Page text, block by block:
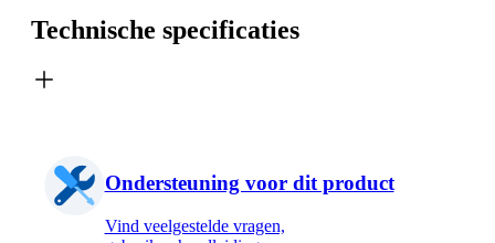
Technische specificaties
Ondersteuning voor dit product
Vind veelgestelde vragen,